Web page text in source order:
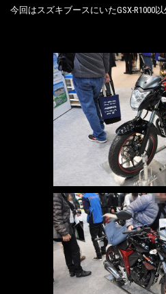
今回はスズキブースにいたGSX-R1000